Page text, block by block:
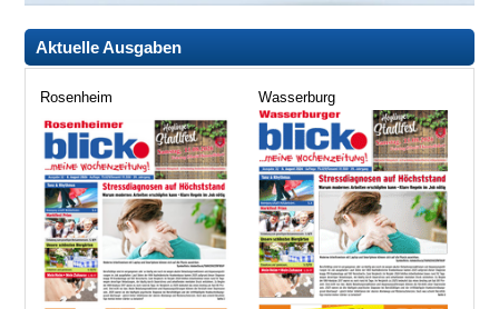
Aktuelle Ausgaben
Rosenheim Wasserburg